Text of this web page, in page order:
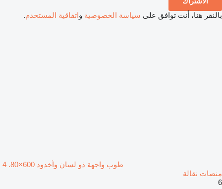
بالنقر هنا، أنت توافق على سياسة الخصوصية واتفاقية المستخدم.
طوب واجهة ذو لسان وأخدود 600×80. 4
منصات نقالة
6